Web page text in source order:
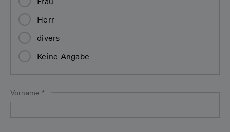
Herr
divers
Keine Angabe
Vorname *